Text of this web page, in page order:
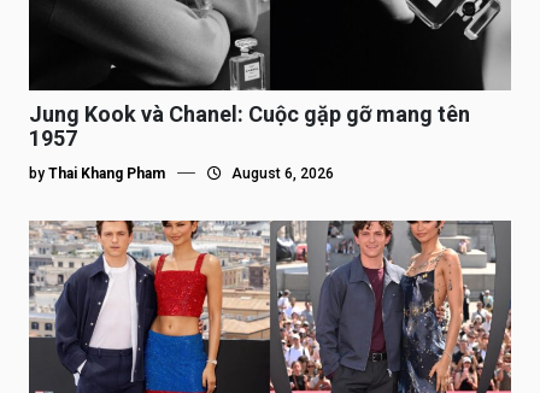
Jung Kook và Chanel: Cuộc gặp gỡ mang tên
1957
by Thai Khang Pham August 6, 2026